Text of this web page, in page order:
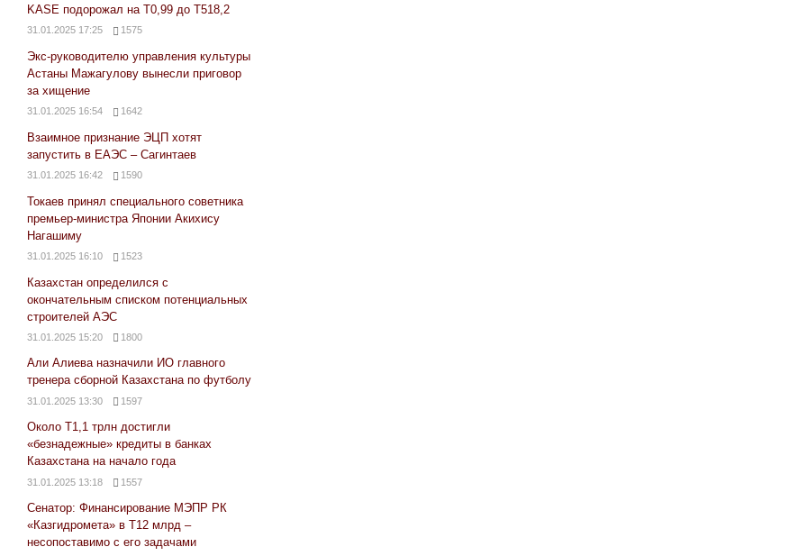
KASE подорожал на Т0,99 до Т518,2
31.01.2025 17:25 1575
Экс-руководителю управления культуры
Астаны Мажагулову вынесли приговор
за хищение
31.01.2025 16:54 1642
Взаимное признание ЭЦП хотят
запустить в ЕАЭС – Сагинтаев
31.01.2025 16:42 1590
Токаев принял специального советника
премьер-министра Японии Акихису
Нагашиму
31.01.2025 16:10 1523
Казахстан определился с
окончательным списком потенциальных
строителей АЭС
31.01.2025 15:20 1800
Али Алиева назначили ИО главного
тренера сборной Казахстана по футболу
31.01.2025 13:30 1597
Около Т1,1 трлн достигли
«безнадежные» кредиты в банках
Казахстана на начало года
31.01.2025 13:18 1557
Сенатор: Финансирование МЭПР РК
«Казгидромета» в Т12 млрд –
несопоставимо с его задачами